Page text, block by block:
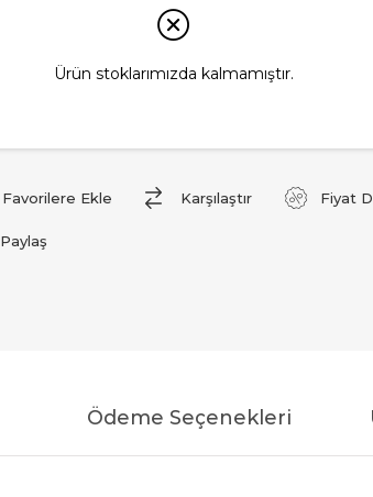
Ürün stoklarımızda kalmamıştır.
Favorilere Ekle Karşılaştır Fiyat
Paylaş
Ödeme Seçenekleri